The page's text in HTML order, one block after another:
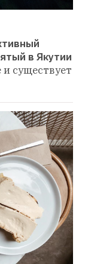
в Якутии
и существует